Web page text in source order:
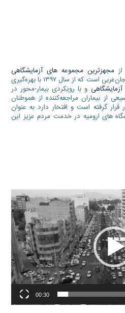
مجهزترین مجموعه های آزمایشگاهی
بخش خصوصی در ارومیه و آذربایجان‌غربی است که از سال ۱۳۹۷ با بهره‌گیری
و با رویکردی بیمار-محور در
بیماران مراجعه‌کننده از هموطنان
گرفته است و افتخار دارد به عنوان
های ارومیه در خدمت مردم عزیز این
00:30